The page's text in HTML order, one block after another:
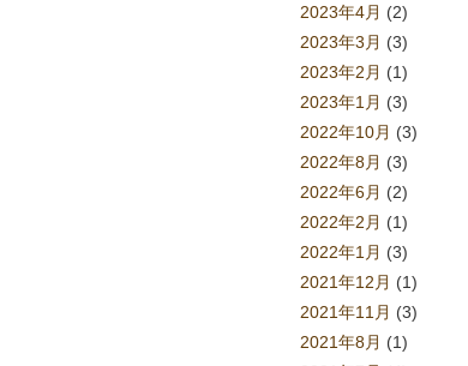
2023年4月 (2)
2023年3月 (3)
2023年2月 (1)
2023年1月 (3)
2022年10月 (3)
2022年8月 (3)
2022年6月 (2)
2022年2月 (1)
2022年1月 (3)
2021年12月 (1)
2021年11月 (3)
2021年8月 (1)